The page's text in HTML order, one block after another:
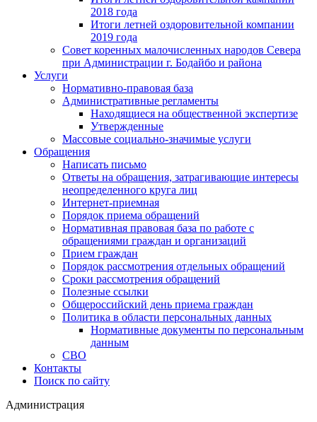
2018 года
Итоги летней оздоровительной компании
2019 года
Совет коренных малочисленных народов Севера
при Администрации г. Бодайбо и района
Услуги
Нормативно-правовая база
Административные регламенты
Находящиеся на общественной экспертизе
Утвержденные
Массовые социально-значимые услуги
Обращения
Написать письмо
Ответы на обращения, затрагивающие интересы
неопределенного круга лиц
Интернет-приемная
Порядок приема обращений
Нормативная правовая база по работе с
обращениями граждан и организаций
Прием граждан
Порядок рассмотрения отдельных обращений
Сроки рассмотрения обращений
Полезные ссылки
Общероссийский день приема граждан
Политика в области персональных данных
Нормативные документы по персональным
данным
СВО
Контакты
Поиск по сайту
Администрация